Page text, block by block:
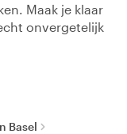
Maak je klaar
onvergetelijk
Basel